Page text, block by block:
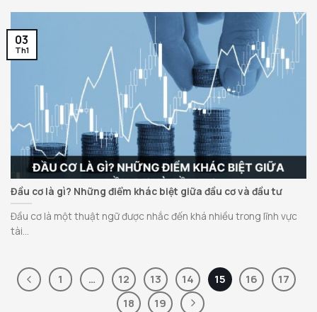
Đầu cơ là gì? Những điểm khác biệt giữa đầu cơ và đầu tư
Đầu cơ là một thuật ngữ được nhắc đến khá nhiều trong lĩnh vực
tài...
03
Th1
1 … 12 13 14 15 16
17
18
19